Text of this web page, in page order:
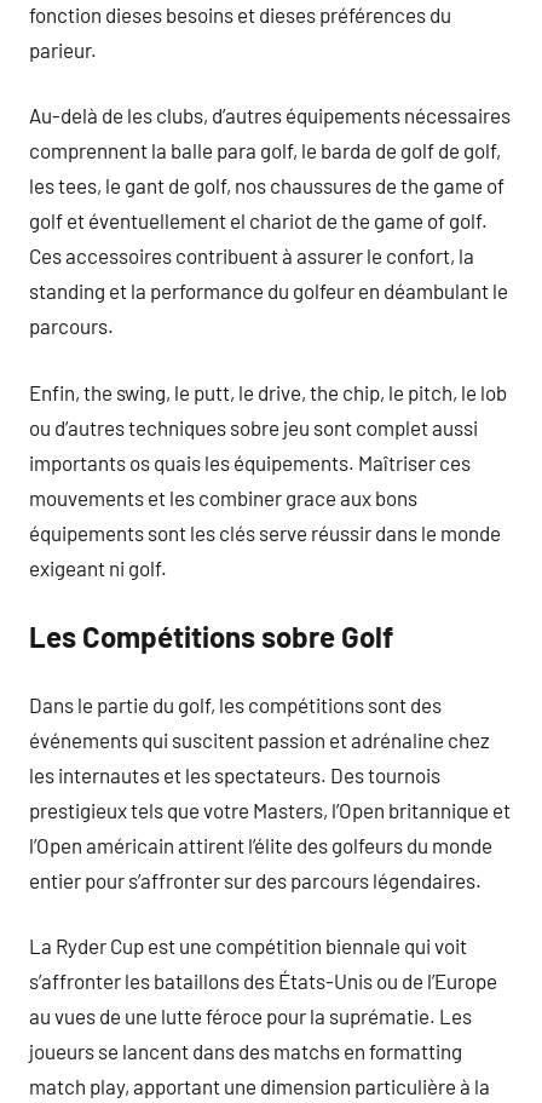
fonction dieses besoins et dieses préférences du
parieur.
Au-delà de les clubs, d’autres équipements nécessaires
comprennent la balle para golf, le barda de golf de golf,
les tees, le gant de golf, nos chaussures de the game of
golf et éventuellement el chariot de the game of golf.
Ces accessoires contribuent à assurer le confort, la
standing et la performance du golfeur en déambulant le
parcours.
Enfin, the swing, le putt, le drive, the chip, le pitch, le lob
ou d’autres techniques sobre jeu sont complet aussi
importants os quais les équipements. Maîtriser ces
mouvements et les combiner grace aux bons
équipements sont les clés serve réussir dans le monde
exigeant ni golf.
Les Compétitions sobre Golf
Dans le partie du golf, les compétitions sont des
événements qui suscitent passion et adrénaline chez
les internautes et les spectateurs. Des tournois
prestigieux tels que votre Masters, l’Open britannique et
l’Open américain attirent l’élite des golfeurs du monde
entier pour s’affronter sur des parcours légendaires.
La Ryder Cup est une compétition biennale qui voit
s’affronter les bataillons des États-Unis ou de l’Europe
au vues de une lutte féroce pour la suprématie. Les
joueurs se lancent dans des matchs en formatting
match play, apportant une dimension particulière à la